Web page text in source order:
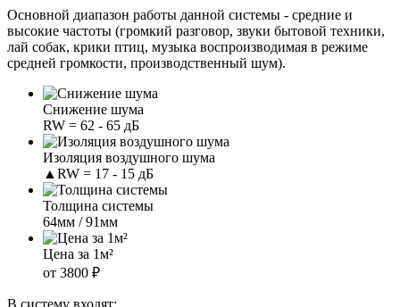
Основной диапазон работы данной системы - средние и
высокие частоты (громкий разговор, звуки бытовой техники,
лай собак, крики птиц, музыка воспроизводимая в режиме
средней громкости, производственный шум).
Снижение шума
RW = 62 - 65 дБ
Изоляция воздушного шума
▲RW = 17 - 15 дБ
Толщина системы
64мм / 91мм
Цена за 1м²
от 3800 ₽
В систему входят: